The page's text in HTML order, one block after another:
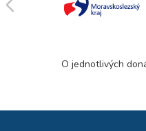
O jednotlivých